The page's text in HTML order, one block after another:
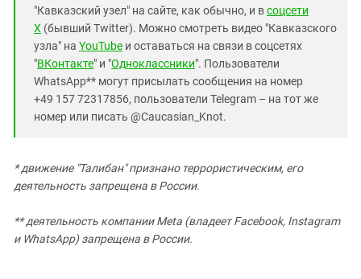
"Кавказский узел" на сайте, как обычно, и всоцсети
X (бывший Twitter). Можно смотреть видео "Кавказского
узла" на YouTube и оставаться на связи в соцсетях
"ВКонтакте" и "Одноклассники". Пользователи
WhatsApp** могут присылать сообщения на номер
+49 157 72317856, пользователи Telegram – на тот же
номер или писать @Caucasian_Knot.
* движение "Талибан" признано террористическим, его
деятельность запрещена в России.
** деятельность компании Meta (владеет Facebook, Instagram
и WhatsApp) запрещена в России.